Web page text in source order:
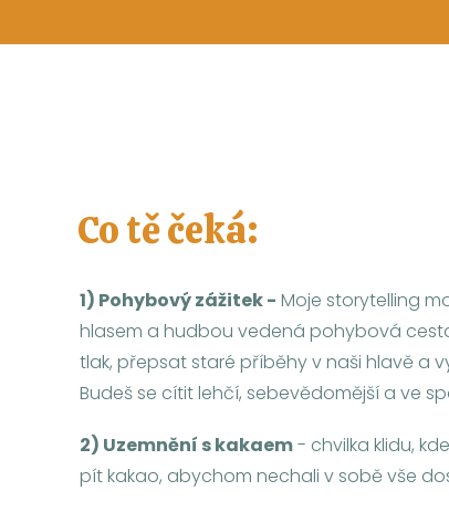
Co tě čeká:
1) Pohybový zážitek - Moje storytelling
hlasem a hudbou vedená pohybová
tlak, přepsat staré příběhy v naši hlavě a
Budeš se cítit lehčí, sebevědomější a ve
2) Uzemnění s kakaem- chvilka klidu,
pít kakao, abychom nechali v sobě vše